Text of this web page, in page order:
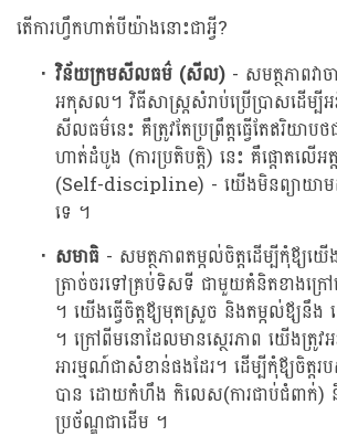
តើការហ្វឹកហាត់បីយ៉ាងនោះជាអ្វី?
វិន័យក្រមសីលធម៌ (សីល) - សមត្ថភាពវា
អកុសល។ វិធីសាស្រ្តសំរាប់ប្រើប្រាសដើម្បី
សីលធម៌នេះ គឺត្រូវតែប្រព្រឹត្តធ្វើតែឥរិយា
ហាត់ដំបូង (ការប្រតិបត្តិ) នេះ គឺផ្តោតល
(Self-discipline) - យើងមិនព្យាយាម
ទេ ។
សមាធិ - សមត្ថភាពតម្កល់ចិត្តដើម្បីកុំឪ្យយ
ត្រាច់ចរទៅគ្រប់ទិសទី ជាមួយគំនិតខាងក្រៅប្
។ យើងធ្វើចិត្តឪ្យមុតស្រួច និងតម្កល់ឪ្យនឹ
។ ក្រៅពីមនោដែលមានស្ថេរភាព យើងត្រូវអភិ
អារម្មណ៍ជាសំខាន់ផងដែរ។ ដើម្បីកុំឪ្យចិត្
បាន ដោយកំហឹង កិលេស(ការជាប់ជំពាក់)
ប្រច័ណ្ឌជាដើម ។